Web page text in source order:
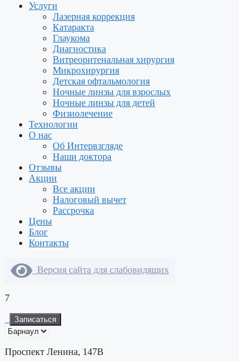
Услуги
Лазерная коррекция
Катаракта
Глаукома
Диагностика
Витреоритенальная хирургия
Микрохирургия
Детская офтальмология
Ночные линзы для взрослых
Ночные линзы для детей
Физиолечение
Технологии
О нас
Об Интервзгляде
Наши доктора
Отзывы
Акции
Все акции
Налоговый вычет
Рассрочка
Цены
Блог
Контакты
Версия сайта для слабовидящих
7
Записаться
Проспект Ленина, 147В